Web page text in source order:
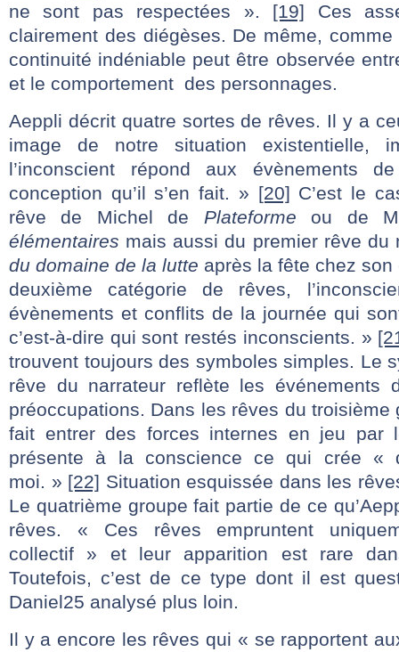
ne sont pas respectées ». [19] Ces
clairement des diégèses. De même,
continuité indéniable peut être observée
et le comportement des personnages.
Aeppli décrit quatre sortes de rêves. Il y a
image de notre situation existentielle,
l’inconscient répond aux évènements
conception qu’il s’en fait. » [20] C’est le
rêve de Michel de Plateforme ou de
élémentaires mais aussi du premier rêve du
du domaine de la lutte après la fête chez
deuxième catégorie de rêves,
évènements et conflits de la journée qui
c’est-à-dire qui sont restés inconscients. »
trouvent toujours des symboles simples. Le
rêve du narrateur reflète les événements
préoccupations. Dans les rêves du troisième
fait entrer des forces internes en jeu par
présente à la conscience ce qui crée «
moi. » [22] Situation esquissée dans les
Le quatrième groupe fait partie de ce
rêves. « Ces rêves empruntent
collectif » et leur apparition est rare
Toutefois, c’est de ce type dont il est
Daniel25 analysé plus loin.
Il y a encore les rêves qui « se rapportent